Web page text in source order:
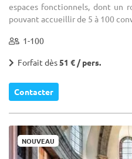
espaces fonctionnels, dont un
pouvant accueillir de 5 à 100
1-100
Forfait dès51 € / pers.
Contacter
NOUVEAU